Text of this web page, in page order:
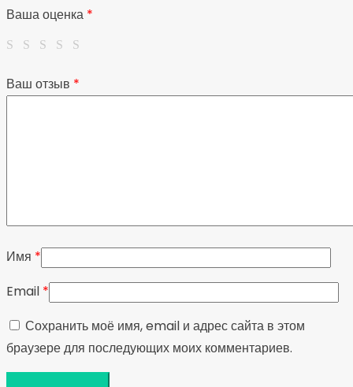
Ваша оценка *
Ваш отзыв *
Имя *
Email *
Сохранить моё имя, email и адрес сайта в этом
браузере для последующих моих комментариев.